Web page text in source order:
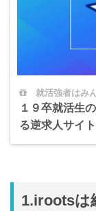
就活強者はみ
１９卒就活生
る逆求人サイ
1.irootsは